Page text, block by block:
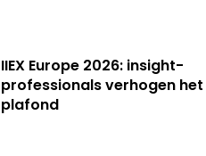
IIEX Europe 2026: insight-
professionals verhogen het
plafond